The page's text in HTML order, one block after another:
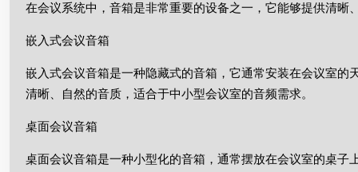
在会议系统中，音箱是非常重要的设备之一，它能够提供清
嵌入式会议音箱
嵌入式会议音箱是一种隐藏式的音箱，它通常安装在会议室
清晰、自然的音质，适合于中小型会议室的音频需求。
桌面会议音箱
桌面会议音箱是一种小型化的音箱，通常摆放在会议室的桌